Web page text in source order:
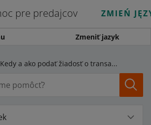
pre predajcov ZMIEŃ
Zmeniť jazyk
Kedy a ako podať žiadosť o transakčnú zľavu